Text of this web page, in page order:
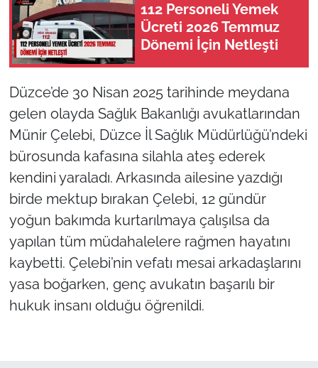
112 Personeli Yemek
Ücreti 2026 Temmuz
Dönemi İçin Netleşti
Düzce’de 30 Nisan 2025 tarihinde meydana
gelen olayda Sağlık Bakanlığı avukatlarından
Münir Çelebi, Düzce İl Sağlık Müdürlüğü’ndeki
bürosunda kafasına silahla ateş ederek
kendini yaraladı. Arkasında ailesine yazdığı
birde mektup bırakan Çelebi, 12 gündür
yoğun bakımda kurtarılmaya çalışılsa da
yapılan tüm müdahalelere rağmen hayatını
kaybetti. Çelebi’nin vefatı mesai arkadaşlarını
yasa boğarken, genç avukatın başarılı bir
hukuk insanı olduğu öğrenildi.